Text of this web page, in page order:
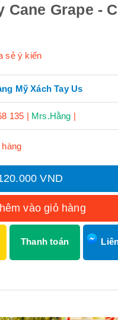
Cane Grape -
sẻ ý kiến
Mỹ Xách Tay Us
135 | Mrs.Hằng |
VND
vào giỏ hàng
Thanh toán